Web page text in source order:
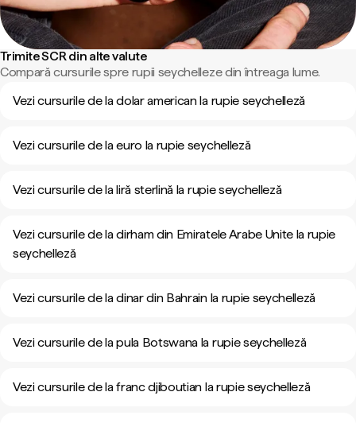
Trimite SCR din alte valute
Compară cursurile spre rupii seychelleze din întreaga lume.
Vezi cursurile de la dolar american la rupie seychelleză
Vezi cursurile de la euro la rupie seychelleză
Vezi cursurile de la liră sterlină la rupie seychelleză
Vezi cursurile de la dirham din Emiratele Arabe Unite la rupie
seychelleză
Vezi cursurile de la dinar din Bahrain la rupie seychelleză
Vezi cursurile de la pula Botswana la rupie seychelleză
Vezi cursurile de la franc djiboutian la rupie seychelleză